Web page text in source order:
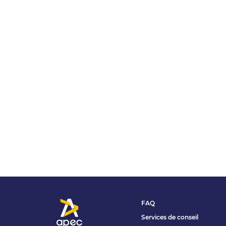
FAQ
Services de conseil